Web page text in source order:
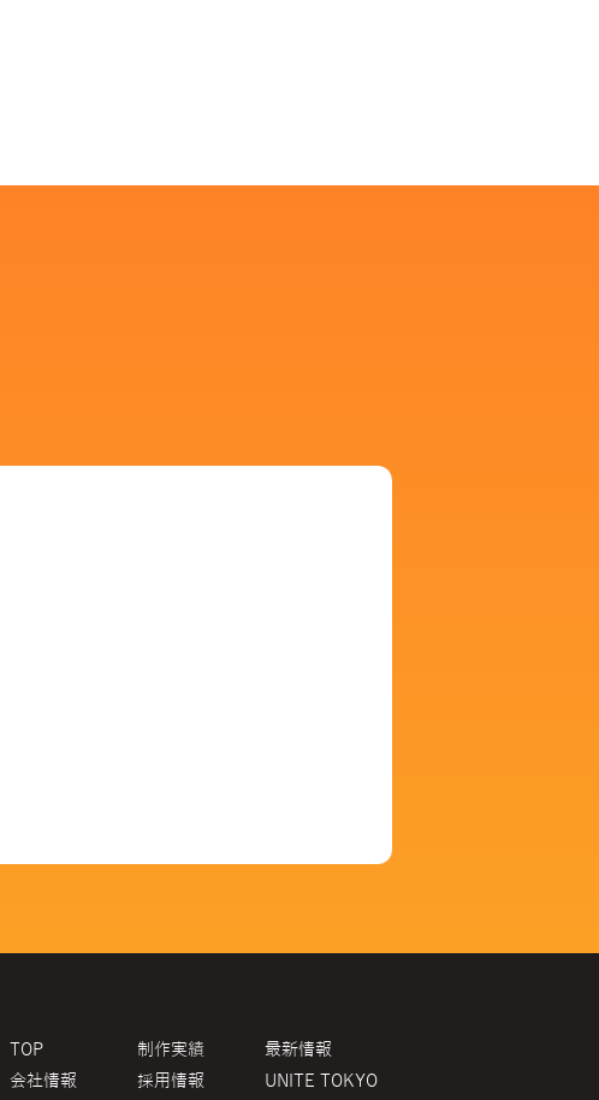
TOP
会社情報
制作実績
採用情報
最新情報
UNITE TOKYO